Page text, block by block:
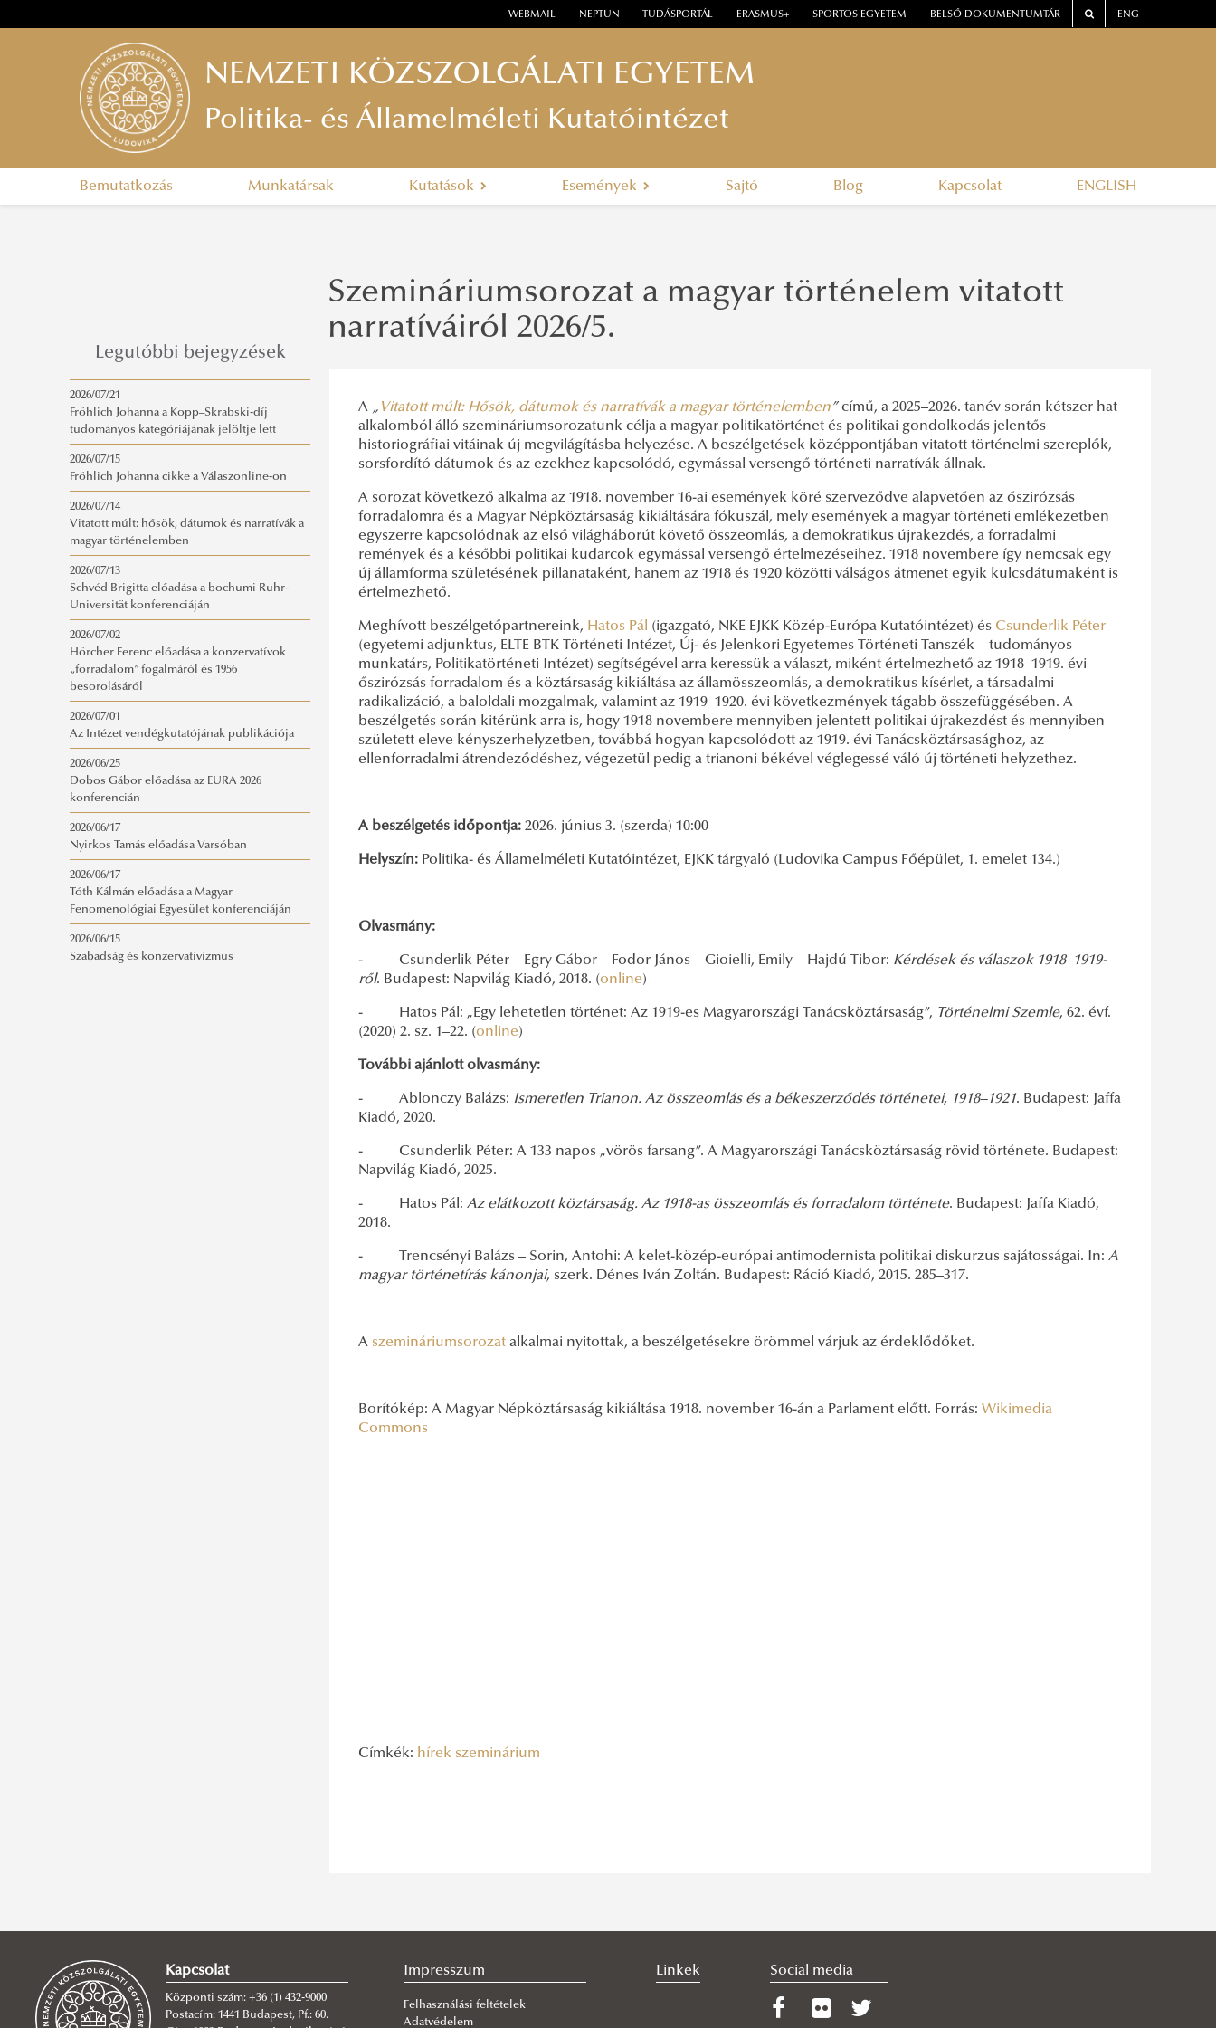
WEBMAIL NEPTUN TUDÁSPORTÁL ERASMUS+ SPORTOS EGYETEM BELSŐ DOKUMENTUMTÁR ENG
NEMZETI KÖZSZOLGÁLATI EGYETEM
Politika- és Államelméleti Kutatóintézet
Bemutatkozás Munkatársak Kutatások Események Sajtó Blog Kapcsolat ENGLISH
Legutóbbi bejegyzések
2026/07/21
Fröhlich Johanna a Kopp–Skrabski-díj
tudományos kategóriájának jelöltje lett
2026/07/15
Fröhlich Johanna cikke a Válaszonline-on
2026/07/14
Vitatott múlt: hősök, dátumok és narratívák a
magyar történelemben
2026/07/13
Schvéd Brigitta előadása a bochumi Ruhr-
Universität konferenciáján
2026/07/02
Hörcher Ferenc előadása a konzervatívok
„forradalom” fogalmáról és 1956
besorolásáról
2026/07/01
Az Intézet vendégkutatójának publikációja
2026/06/25
Dobos Gábor előadása az EURA 2026
konferencián
2026/06/17
Nyirkos Tamás előadása Varsóban
2026/06/17
Tóth Kálmán előadása a Magyar
Fenomenológiai Egyesület konferenciáján
2026/06/15
Szabadság és konzervativizmus
Szemináriumsorozat a magyar történelem vitatott
narratíváiról 2026/5.
A „ Vitatott múlt: Hősök, dátumok és narratívák a magyar történelemben”című, a 2025–2026. tanév során kétszer hat
alkalomból álló szemináriumsorozatunk célja a magyar politikatörténet és politikai gondolkodás jelentős
historiográfiai vitáinak új megvilágításba helyezése. A beszélgetések középpontjában vitatott történelmi szereplők,
sorsfordító dátumok és az ezekhez kapcsolódó, egymással versengő történeti narratívák állnak.
A sorozat következő alkalma az 1918. november 16-ai események köré szerveződve alapvetően az őszirózsás
forradalomra és a Magyar Népköztársaság kikiáltására fókuszál, mely események a magyar történeti emlékezetben
egyszerre kapcsolódnak az első világháborút követő összeomlás, a demokratikus újrakezdés, a forradalmi
remények és a későbbi politikai kudarcok egymással versengő értelmezéseihez. 1918 novembere így nemcsak egy
új államforma születésének pillanataként, hanem az 1918 és 1920 közötti válságos átmenet egyik kulcsdátumaként is
értelmezhető.
Meghívott beszélgetőpartnereink, Hatos Pál (igazgató, NKE EJKK Közép-Európa Kutatóintézet) és Csunderlik Péter
(egyetemi adjunktus, ELTE BTK Történeti Intézet, Új- és Jelenkori Egyetemes Történeti Tanszék – tudományos
munkatárs, Politikatörténeti Intézet) segítségével arra keressük a választ, miként értelmezhető az 1918–1919. évi
őszirózsás forradalom és a köztársaság kikiáltása az államösszeomlás, a demokratikus kísérlet, a társadalmi
radikalizáció, a baloldali mozgalmak, valamint az 1919–1920. évi következmények tágabb összefüggésében. A
beszélgetés során kitérünk arra is, hogy 1918 novembere mennyiben jelentett politikai újrakezdést és mennyiben
született eleve kényszerhelyzetben, továbbá hogyan kapcsolódott az 1919. évi Tanácsköztársasághoz, az
ellenforradalmi átrendeződéshez, végezetül pedig a trianoni békével véglegessé váló új történeti helyzethez.
A beszélgetés időpontja: 2026. június 3. (szerda) 10:00
Helyszín: Politika- és Államelméleti Kutatóintézet, EJKK tárgyaló (Ludovika Campus Főépület, 1. emelet 134.)
Olvasmány:
- Csunderlik Péter – Egry Gábor – Fodor János – Gioielli, Emily – Hajdú Tibor: Kérdések és válaszok 1918–1919-
ről. Budapest: Napvilág Kiadó, 2018. (online)
- Hatos Pál: „Egy lehetetlen történet: Az 1919-es Magyarországi Tanácsköztársaság”, Történelmi Szemle, 62. évf.
(2020) 2. sz. 1–22. (online)
További ajánlott olvasmány:
- Ablonczy Balázs: Ismeretlen Trianon. Az összeomlás és a békeszerződés történetei, 1918–1921. Budapest: Jaffa
Kiadó, 2020.
- Csunderlik Péter: A 133 napos „vörös farsang”. A Magyarországi Tanácsköztársaság rövid története. Budapest:
Napvilág Kiadó, 2025.
- Hatos Pál: Az elátkozott köztársaság. Az 1918-as összeomlás és forradalom története. Budapest: Jaffa Kiadó,
2018.
- Trencsényi Balázs – Sorin, Antohi: A kelet-közép-európai antimodernista politikai diskurzus sajátosságai. In: A
magyar történetírás kánonjai, szerk. Dénes Iván Zoltán. Budapest: Ráció Kiadó, 2015. 285–317.
A szemináriumsorozat alkalmai nyitottak, a beszélgetésekre örömmel várjuk az érdeklődőket.
Borítókép: A Magyar Népköztársaság kikiáltása 1918. november 16-án a Parlament előtt. Forrás: Wikimedia
Commons
Címkék: hírek szeminárium
Kapcsolat
Központi szám: +36 (1) 432-9000
Postacím: 1441 Budapest, Pf.: 60.
Impresszum
Felhasználási feltételek
Adatvédelem
Linkek Social media